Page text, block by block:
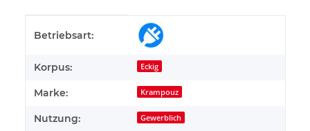
Betriebsart:
Korpus: Eckig
Marke: Krampouz
Nutzung: Gewerblich